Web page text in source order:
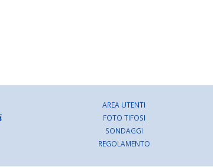
AREA UTENTI
FOTO TIFOSI
SONDAGGI
REGOLAMENTO